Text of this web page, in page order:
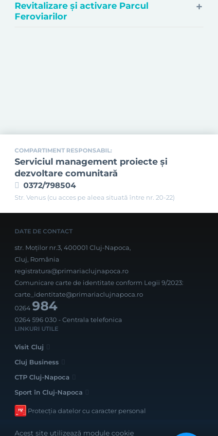
Revitalizare și activare Parcul
Feroviarilor
COMPARTIMENT RESPONSABIL:
Serviciul management proiecte și
dezvoltare comunitară
0372/798504
Str. Venus (cu acces pe aleea situată între nr. 20-22)
DATE DE CONTACT
str. Moților nr.3, 400001 Cluj-Napoca,
Cluj, România
registratura@primariaclujnapoca.ro
Comunicare carte de identitate conform Legii 9/2023:
carte_identitate@primariaclujnapoca.ro
0264984
0264 596 030 - Centrala telefonica
LINKURI UTILE
Visit Cluj
Cluj Business
CTP Cluj-Napoca
Sport în Cluj-Napoca
Protecția datelor cu caracter personal
Acest site utilizează module cookie